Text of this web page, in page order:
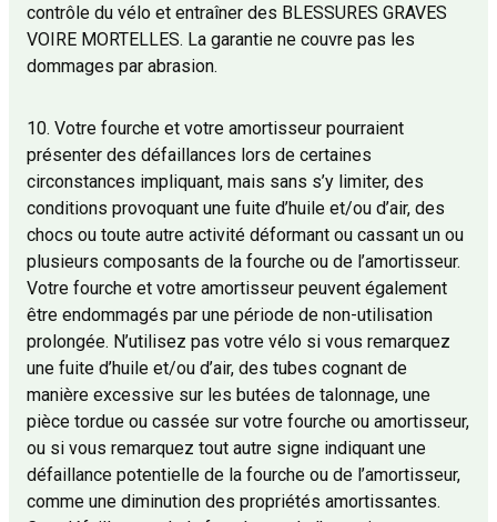
contrôle du vélo et entraîner des BLESSURES GRAVES
VOIRE MORTELLES. La garantie ne couvre pas les
dommages par abrasion.
10. Votre fourche et votre amortisseur pourraient
présenter des défaillances lors de certaines
circonstances impliquant, mais sans s’y limiter, des
conditions provoquant une fuite d’huile et/ou d’air, des
chocs ou toute autre activité déformant ou cassant un ou
plusieurs composants de la fourche ou de l’amortisseur.
Votre fourche et votre amortisseur peuvent également
être endommagés par une période de non-utilisation
prolongée. N’utilisez pas votre vélo si vous remarquez
une fuite d’huile et/ou d’air, des tubes cognant de
manière excessive sur les butées de talonnage, une
pièce tordue ou cassée sur votre fourche ou amortisseur,
ou si vous remarquez tout autre signe indiquant une
défaillance potentielle de la fourche ou de l’amortisseur,
comme une diminution des propriétés amortissantes.